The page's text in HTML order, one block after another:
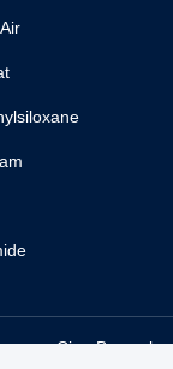
Cina Bagus